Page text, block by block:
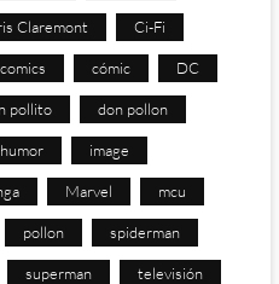
Claremont Ci-Fi
comics cómic DC
pollito don pollon
humor image
Marvel mcu
pollon spiderman
superman televisión